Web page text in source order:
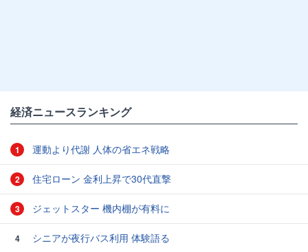
経済ニュースランキング
1 運動より代謝 人体の省エネ戦略
2 住宅ローン 金利上昇で30代直撃
3 ジェットスター 機内棚が有料に
4 シニアが夜行バス利用 体験語る